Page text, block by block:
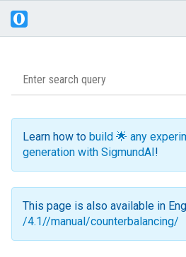
Learn how to build 🌟 any
generation with SigmundAI!
This page is also available in
/4.1//manual/counterbalancing/